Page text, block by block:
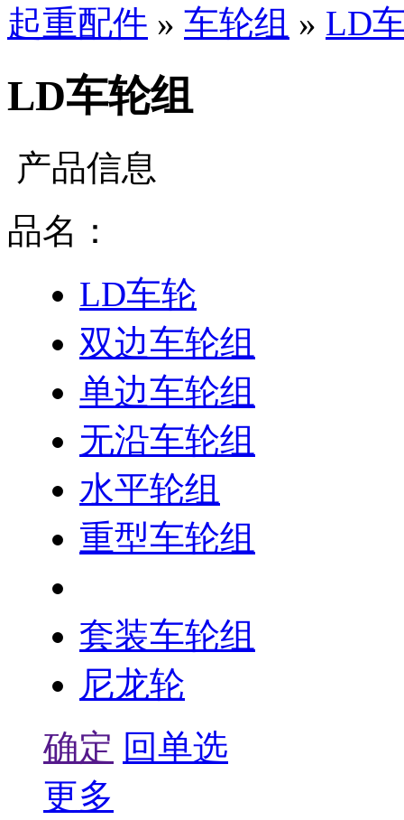
起重配件 » 车轮组 » LD
LD车轮组
产品信息
品名：
LD车轮
双边车轮组
单边车轮组
无沿车轮组
水平轮组
重型车轮组
套装车轮组
尼龙轮
确定 回单选
更多